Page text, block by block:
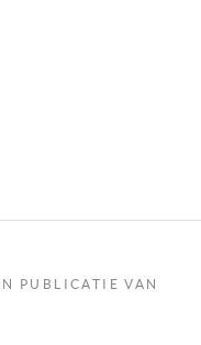
PUBLICATIE VAN